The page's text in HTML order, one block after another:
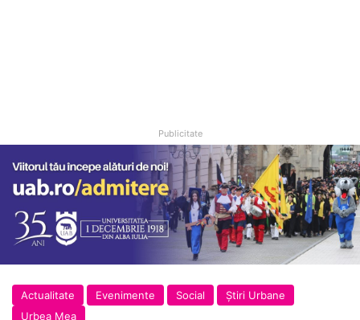
Publicitate
Actualitate Evenimente Social
Ştiri Urbane
Urbea Mea